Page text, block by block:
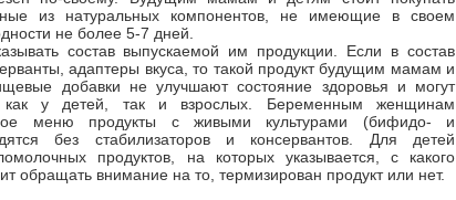
из натуральных компонентов, не имеющие в своем
не более 5-7 дней.
состав выпускаемой им продукции. Если в состав
адаптеры вкуса, то такой продукт будущим мамам и
добавки не улучшают состояние здоровья и могут
как у детей, так и взрослых. Беременным женщинам
меню продукты с живыми культурами (бифидо- и
без стабилизаторов и консервантов. Для детей
продуктов, на которых указывается, с какого
обращать внимание на то, термизирован продукт или нет.